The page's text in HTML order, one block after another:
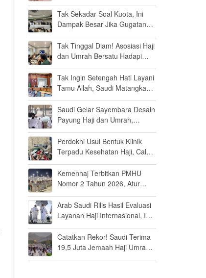
Tak Sekadar Soal Kuota, Ini
Dampak Besar Jika Gugatan
Tak Tinggal Diam! Asosiasi Haji
dan Umrah Bersatu Hadapi
Persen di MK
Tak Ingin Setengah Hati Layani
Tamu Allah, Saudi Matangkan
Saudi Gelar Sayembara Desain
Payung Haji dan Umrah,
Berpartisipasi
Perdokhi Usul Bentuk Klinik
Terpadu Kesehatan Haji, Calon
Fit to Fly
Kemenhaj Terbitkan PMHU
Nomor 2 Tahun 2026, Atur
Umrah
Arab Saudi Rilis Hasil Evaluasi
Layanan Haji Internasional, Ini
Catatkan Rekor! Saudi Terima
19,5 Juta Jemaah Haji Umrah